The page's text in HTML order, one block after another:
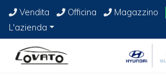
Vendita Officina
Magazzino
L'azienda